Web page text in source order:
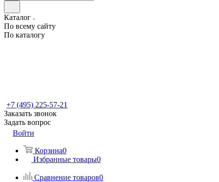
Каталог
По всему сайту
По каталогу
+7 (495) 225-57-21
Заказать звонок
Задать вопрос
Войти
Корзина0
Избранные товары0
Сравнение товаров0